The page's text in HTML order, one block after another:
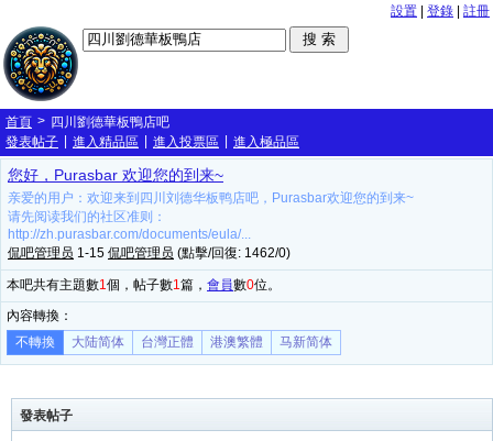
設置 登錄 註冊
首頁 > 四川劉德華板鴨店吧
發表帖子
進入精品區 進入投票區 進入極品區
您好，Purasbar 欢迎您的到来~
亲爱的用户：欢迎来到四川刘德华板鸭店吧，Purasbar欢迎您的到来~
请先阅读我们的社区准则：
http://zh.purasbar.com/documents/eula/...
侃吧管理员 1-15 侃吧管理员 (點擊/回復: 1462/0)
本吧共有主題數1個，帖子數1篇， 會員數0位。
內容轉換：
不轉換
大陆简体 台灣正體 港澳繁體 马新简体
發表帖子